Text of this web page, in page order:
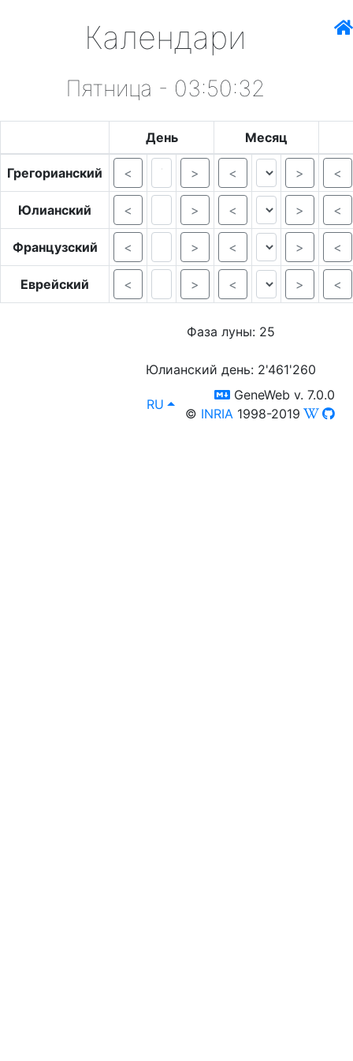
Календари
Пятница - 03:50:32
День Месяц
Грегорианский < > < > <
Юлианский < > < > <
Французский < > < > <
Еврейский < > < > <
Фаза луны: 25
Юлианский день: 2'461'260
lang
RU , [select lang]
switch to templm
GeneWeb v. 7.0.0
© INRIA 1998-2019